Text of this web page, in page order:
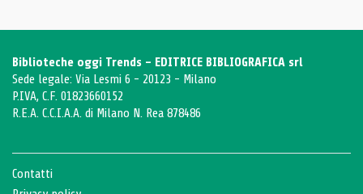
Biblioteche oggi Trends - EDITRICE BIBLIOGRAFICA srl
Sede legale: Via Lesmi 6 - 20123 - Milano
P.IVA, C.F. 01823660152
R.E.A. C.C.I.A.A. di Milano N. Rea 878486
Contatti